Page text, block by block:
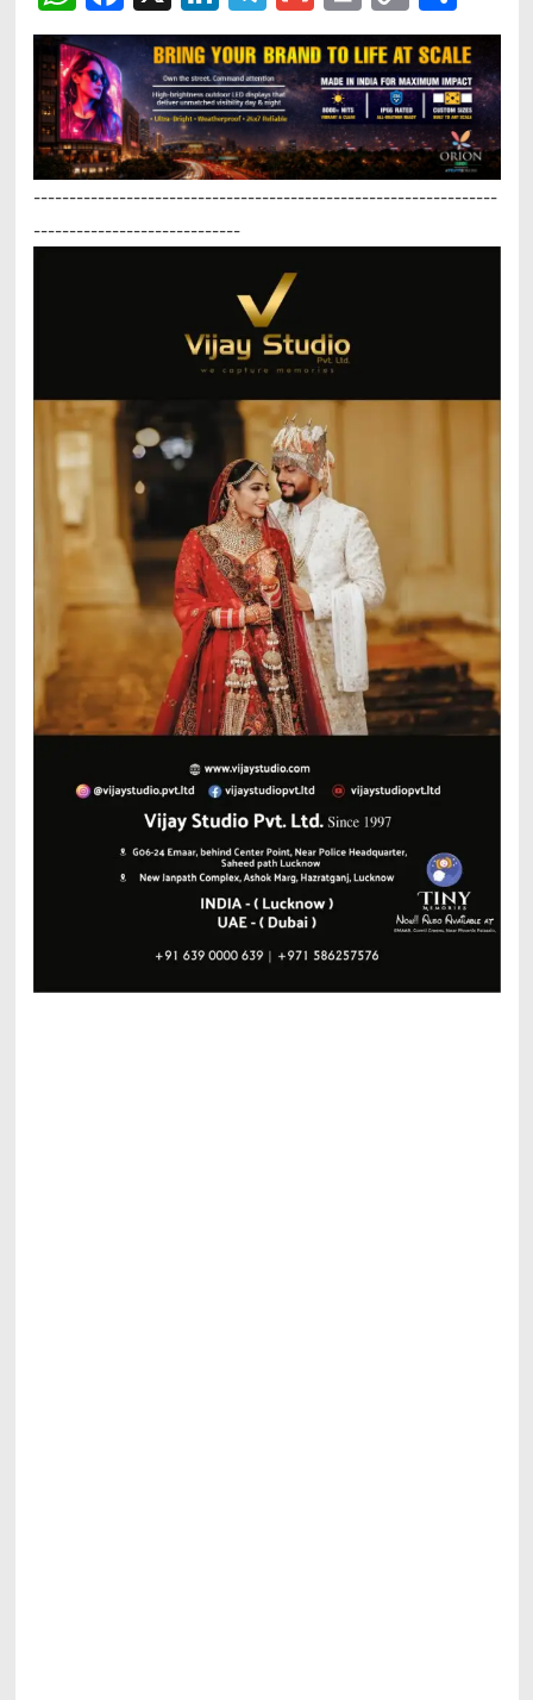
Link
-----------------------------------------------------------------
-----------------------------